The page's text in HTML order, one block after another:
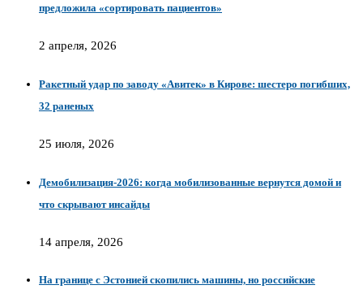
предложила «сортировать пациентов»
2 апреля, 2026
Ракетный удар по заводу «Авитек» в Кирове: шестеро погибших,
32 раненых
25 июля, 2026
Демобилизация‑2026: когда мобилизованные вернутся домой и
что скрывают инсайды
14 апреля, 2026
На границе с Эстонией скопились машины, но российские